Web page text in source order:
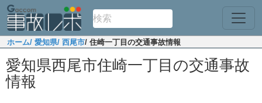
ホーム/ 愛知県/ 西尾市/ 住崎一丁目の交通事故情報
愛知県西尾市住崎一丁目の交通事故
情報